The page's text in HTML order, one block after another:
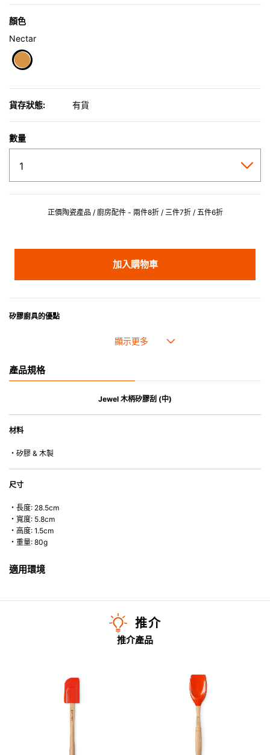
顏色
Nectar
貨存狀態: 有貨
數量
正價陶瓷產品 / 廚房配件 - 兩件8折 / 三件7折 / 五件6折
加入購物車
矽膠廚具的優點
• 耐熱高達250℃，耐冷低至-40℃。
• 耐熱耐冷，適用於微波爐、焗爐、蒸爐、雪櫃和冰箱。
• 木製把手可與矽膠部份分拆，方便清洗。
產品規格
Jewel 木柄矽膠刮 (中)
材料
・矽膠 & 木製
尺寸
・長度: 28.5cm
・寬度: 5.8cm
・高度: 1.5cm
・重量: 80g
適用環境
推介
推介產品